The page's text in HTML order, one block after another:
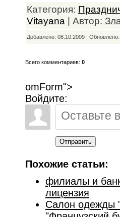
Категория:
Vitayana | Автор:
Добавлено: 08.10.2009 |
Всего комментариев: 0
omForm">
Войдите:
Отправить
Похожие статьи:
филиалы и
лицензия
Салон одежды